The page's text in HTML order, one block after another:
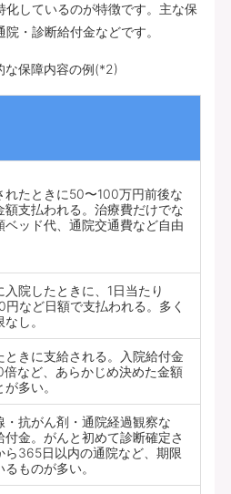
しているのが特徴です。主な保
・診断給付金などです。
な保障内容の例(*2)
れたときに50〜100万円前後な
額支払われる。治療費だけでな
ベッド代、通院交通費など自由
院したときに、1日当たり
など日額で支払われる。多く
し。
ときに支給される。入院給付金
など、あらかじめ決めた金額
多い。
・抗がん剤・通院経過観察な
付金。がんと初めて診断確定さ
ら365日以内の通院など、期限
ものが多い。